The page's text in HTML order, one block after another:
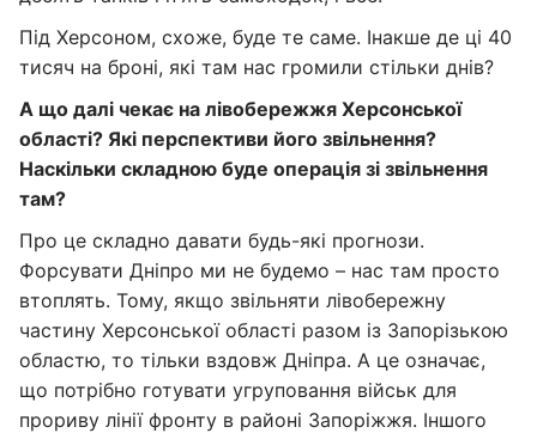
Під Херсоном, схоже, буде те саме. Інакше де ці 40
тисяч на броні, які там нас громили стільки днів?
А що далі чекає на лівобережжя Херсонської
області? Які перспективи його звільнення?
Наскільки складною буде операція зі звільнення
там?
Про це складно давати будь-які прогнози.
Форсувати Дніпро ми не будемо – нас там просто
втоплять. Тому, якщо звільняти лівобережну
частину Херсонської області разом із Запорізькою
областю, то тільки вздовж Дніпра. А це означає,
що потрібно готувати угруповання військ для
прориву лінії фронту в районі Запоріжжя. Іншого